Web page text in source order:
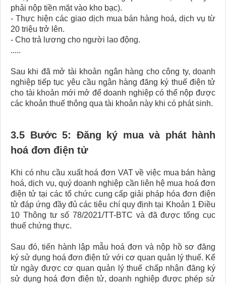
phải nộp tiền mặt vào kho bạc).
- Thực hiện các giao dịch mua bán hàng hoá, dịch vụ từ
20 triệu trở lên.
- Cho trả lương cho người lao động.
.....
Sau khi đã mở tài khoản ngân hàng cho công ty, doanh
nghiệp tiếp tục yêu cầu ngân hàng đăng ký thuế điện tử
cho tài khoản mới mở để doanh nghiệp có thể nộp được
các khoản thuế thông qua tài khoản này khi có phát sinh.
3.5 Bước 5: Đăng ký mua và phát hành
hoá đơn điện tử
Khi có nhu cầu xuất hoá đơn VAT về việc mua bán hàng
hoá, dịch vụ, quý doanh nghiệp cần liên hệ mua hoá đơn
điện tử tại các tổ chức cung cấp giải pháp hóa đơn điện
tử đáp ứng đầy đủ các tiêu chí quy định tại Khoản 1 Điều
10 Thông tư số 78/2021/TT-BTC và đã được tổng cục
thuế chứng thực.
Sau đó, tiến hành lập mẫu hoá đơn và nộp hồ sơ đăng
ký sử dụng hoá đơn điện tử với cơ quan quản lý thuế. Kể
từ ngày được cơ quan quản lý thuế chấp nhận đăng ký
sử dụng hoá đơn điện tử, doanh nghiệp được phép sử